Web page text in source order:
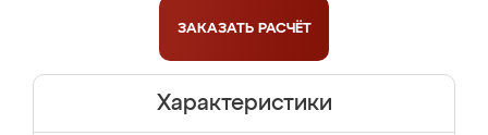
ЗАКАЗАТЬ РАСЧЁТ
Характеристики